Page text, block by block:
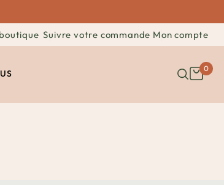
Suivre votre commande Mon compte
0